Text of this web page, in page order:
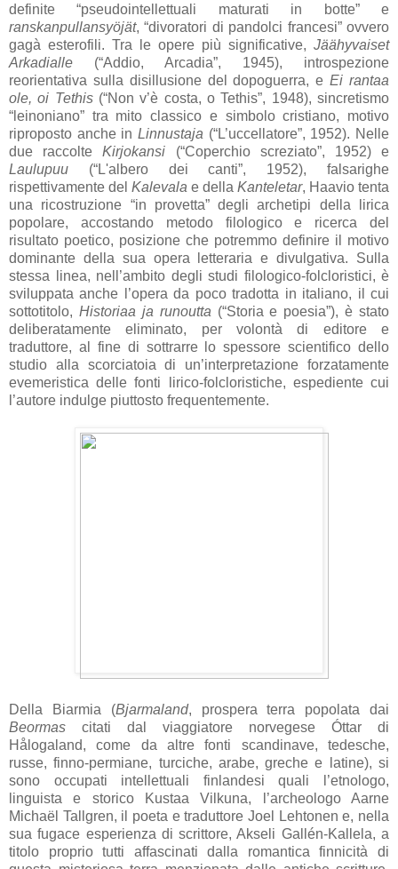
definite “pseudointellettuali maturati in botte” e
ranskanpullansyöjät, “divoratori di pandolci francesi” ovvero
gagà esterofili. Tra le opere più significative, Jäähyvaiset
Arkadialle (“Addio, Arcadia”, 1945), introspezione
reorientativa sulla disillusione del dopoguerra, eEi rantaa
ole, oi Tethis (“Non v’è costa, o Tethis”, 1948), sincretismo
“leinoniano” tra mito classico e simbolo cristiano, motivo
riproposto anche in Linnustaja (“L’uccellatore”, 1952). Nelle
due raccolteKirjokansi (“Coperchio screziato”, 1952) e
Laulupuu (“L'albero dei canti”, 1952), falsarighe
rispettivamente del Kalevala e della Kanteletar, Haavio tenta
una ricostruzione “in provetta” degli archetipi della lirica
popolare, accostando metodo filologico e ricerca del
risultato poetico, posizione che potremmo definire il motivo
dominante della sua opera letteraria e divulgativa. Sulla
stessa linea, nell’ambito degli studi filologico-folcloristici, è
sviluppata anche l’opera da poco tradotta in italiano, il cui
sottotitolo, Historiaa ja runoutta (“Storia e poesia”), è stato
deliberatamente eliminato, per volontà di editore e
traduttore, al fine di sottrarre lo spessore scientifico dello
studio alla scorciatoia di un’interpretazione forzatamente
evemeristica delle fonti lirico-folcloristiche, espediente cui
l’autore indulge piuttosto frequentemente.
Della Biarmia (Bjarmaland, prospera terra popolata dai
Beormas citati dal viaggiatore norvegese Óttar di
Hålogaland, come da altre fonti scandinave, tedesche,
russe, finno-permiane, turciche, arabe, greche e latine), si
sono occupati intellettuali finlandesi quali l’etnologo,
linguista e storico Kustaa Vilkuna, l’archeologo Aarne
Michaël Tallgren, il poeta e traduttore Joel Lehtonen e, nella
sua fugace esperienza di scrittore, Akseli Gallén-Kallela, a
titolo proprio tutti affascinati dalla romantica finnicità di